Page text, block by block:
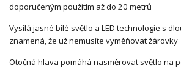
doporučeným použitím až do 20 metrů
Vysílá jasné bílé světlo a LED technologie s
znamená, že už nemusíte vyměňovat žárovky
Otočná hlava pomáhá nasměrovat světlo na